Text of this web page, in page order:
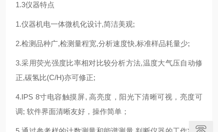
1.3仪器特点
1.仪器机电一体微机化设计,简洁美观;
2.检测品种广,检测量程宽,分析速度快,标准样品耗量少;
3.采用荧光强度比率相对比较分析方法,温度大气压自动修
正,碳氢比(C/H)亦可修正;
4.IPS 8寸电容触摸屏, 高亮度，阳光下清晰可视，亮度可
调; 软件界面清晰友好，操作简单；